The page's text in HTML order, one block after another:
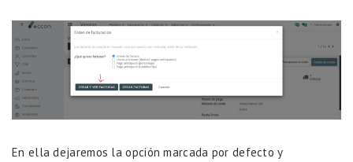
En ella dejaremos la opción marcada por defecto y